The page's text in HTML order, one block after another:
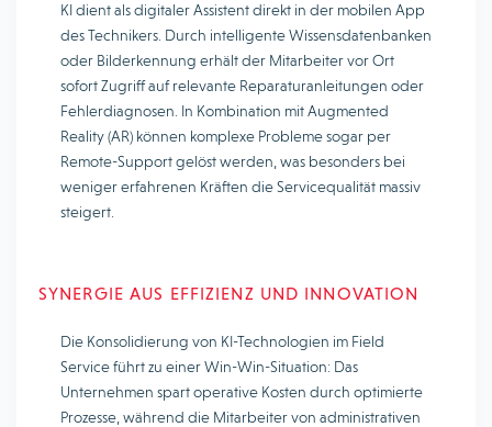
KI dient als digitaler Assistent direkt in der mobilen App
des Technikers. Durch intelligente Wissensdatenbanken
oder Bilderkennung erhält der Mitarbeiter vor Ort
sofort Zugriff auf relevante Reparaturanleitungen oder
Fehlerdiagnosen. In Kombination mit Augmented
Reality (AR) können komplexe Probleme sogar per
Remote-Support gelöst werden, was besonders bei
weniger erfahrenen Kräften die Servicequalität massiv
steigert.
SYNERGIE AUS EFFIZIENZ UND INNOVATION
Die Konsolidierung von KI-Technologien im Field
Service führt zu einer Win-Win-Situation: Das
Unternehmen spart operative Kosten durch optimierte
Prozesse, während die Mitarbeiter von administrativen